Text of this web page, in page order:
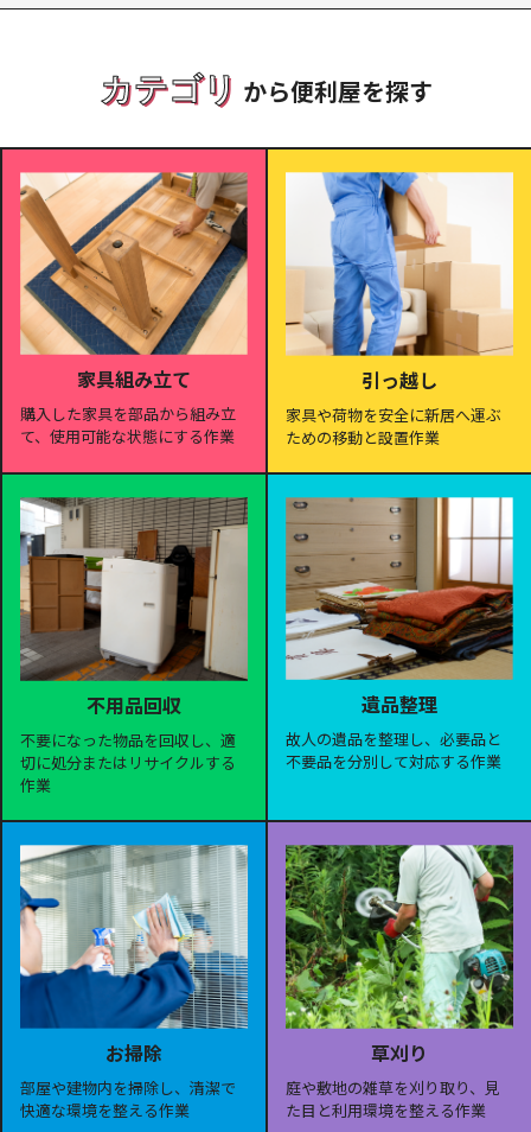
カテゴリ から便利屋を探す
家具組み立て
購入した家具を部品から組み立
て、使用可能な状態にする作業
引っ越し
家具や荷物を安全に新居へ運ぶ
ための移動と設置作業
不用品回収
不要になった物品を回収し、適
切に処分またはリサイクルする
作業
遺品整理
故人の遺品を整理し、必要品と
不要品を分別して対応する作業
お掃除
部屋や建物内を掃除し、清潔で
快適な環境を整える作業
草刈り
庭や敷地の雑草を刈り取り、見
た目と利用環境を整える作業